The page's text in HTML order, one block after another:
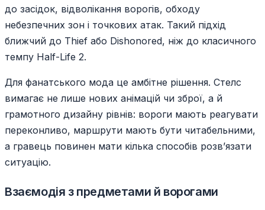
до засідок, відволікання ворогів, обходу
небезпечних зон і точкових атак. Такий підхід
ближчий до Thief або Dishonored, ніж до класичного
темпу Half-Life 2.
Для фанатського мода це амбітне рішення. Стелс
вимагає не лише нових анімацій чи зброї, а й
грамотного дизайну рівнів: вороги мають реагувати
переконливо, маршрути мають бути читабельними,
а гравець повинен мати кілька способів розв’язати
ситуацію.
Взаємодія з предметами й ворогами